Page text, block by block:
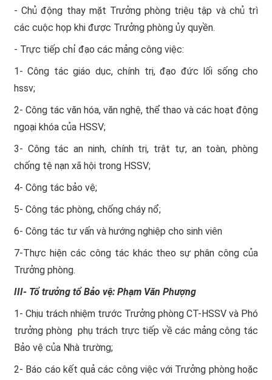
- Chủ động thay mặt Trưởng phòng triệu tập và chủ trì
các cuộc họp khi được Trưởng phòng ủy quyền.
- Trực tiếp chỉ đạo các mảng công việc:
1- Công tác giáo dục, chính trị, đạo đức lối sống cho
hssv;
2- Công tác văn hóa, văn nghệ, thể thao và các hoạt động
ngoại khóa của HSSV;
3- Công tác an ninh, chính trị, trật tự, an toàn, phòng
chống tệ nạn xã hội trong HSSV;
4- Công tác bảo vệ;
5- Công tác phòng, chống cháy nổ;
6- Công tác tư vấn và hướng nghiệp cho sinh viên
7-Thực hiện các công tác khác theo sự phân công của
Trưởng phòng.
III- Tổ trưởng tổ Bảo vệ: Phạm Văn Phượng
1- Chịu trách nhiệm trước Trưởng phòng CT-HSSV và Phó
trưởng phòng phụ trách trực tiếp về các mảng công tác
Bảo vệ của Nhà trường;
2- Báo cáo kết quả các công việc với Trưởng phòng hoặc